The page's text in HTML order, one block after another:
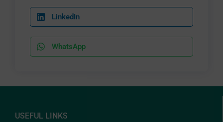
LinkedIn
WhatsApp
USEFUL LINKS